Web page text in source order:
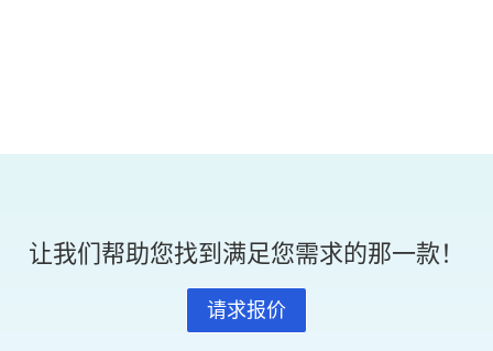
让我们帮助您找到满足您需求的那一款！
请求报价